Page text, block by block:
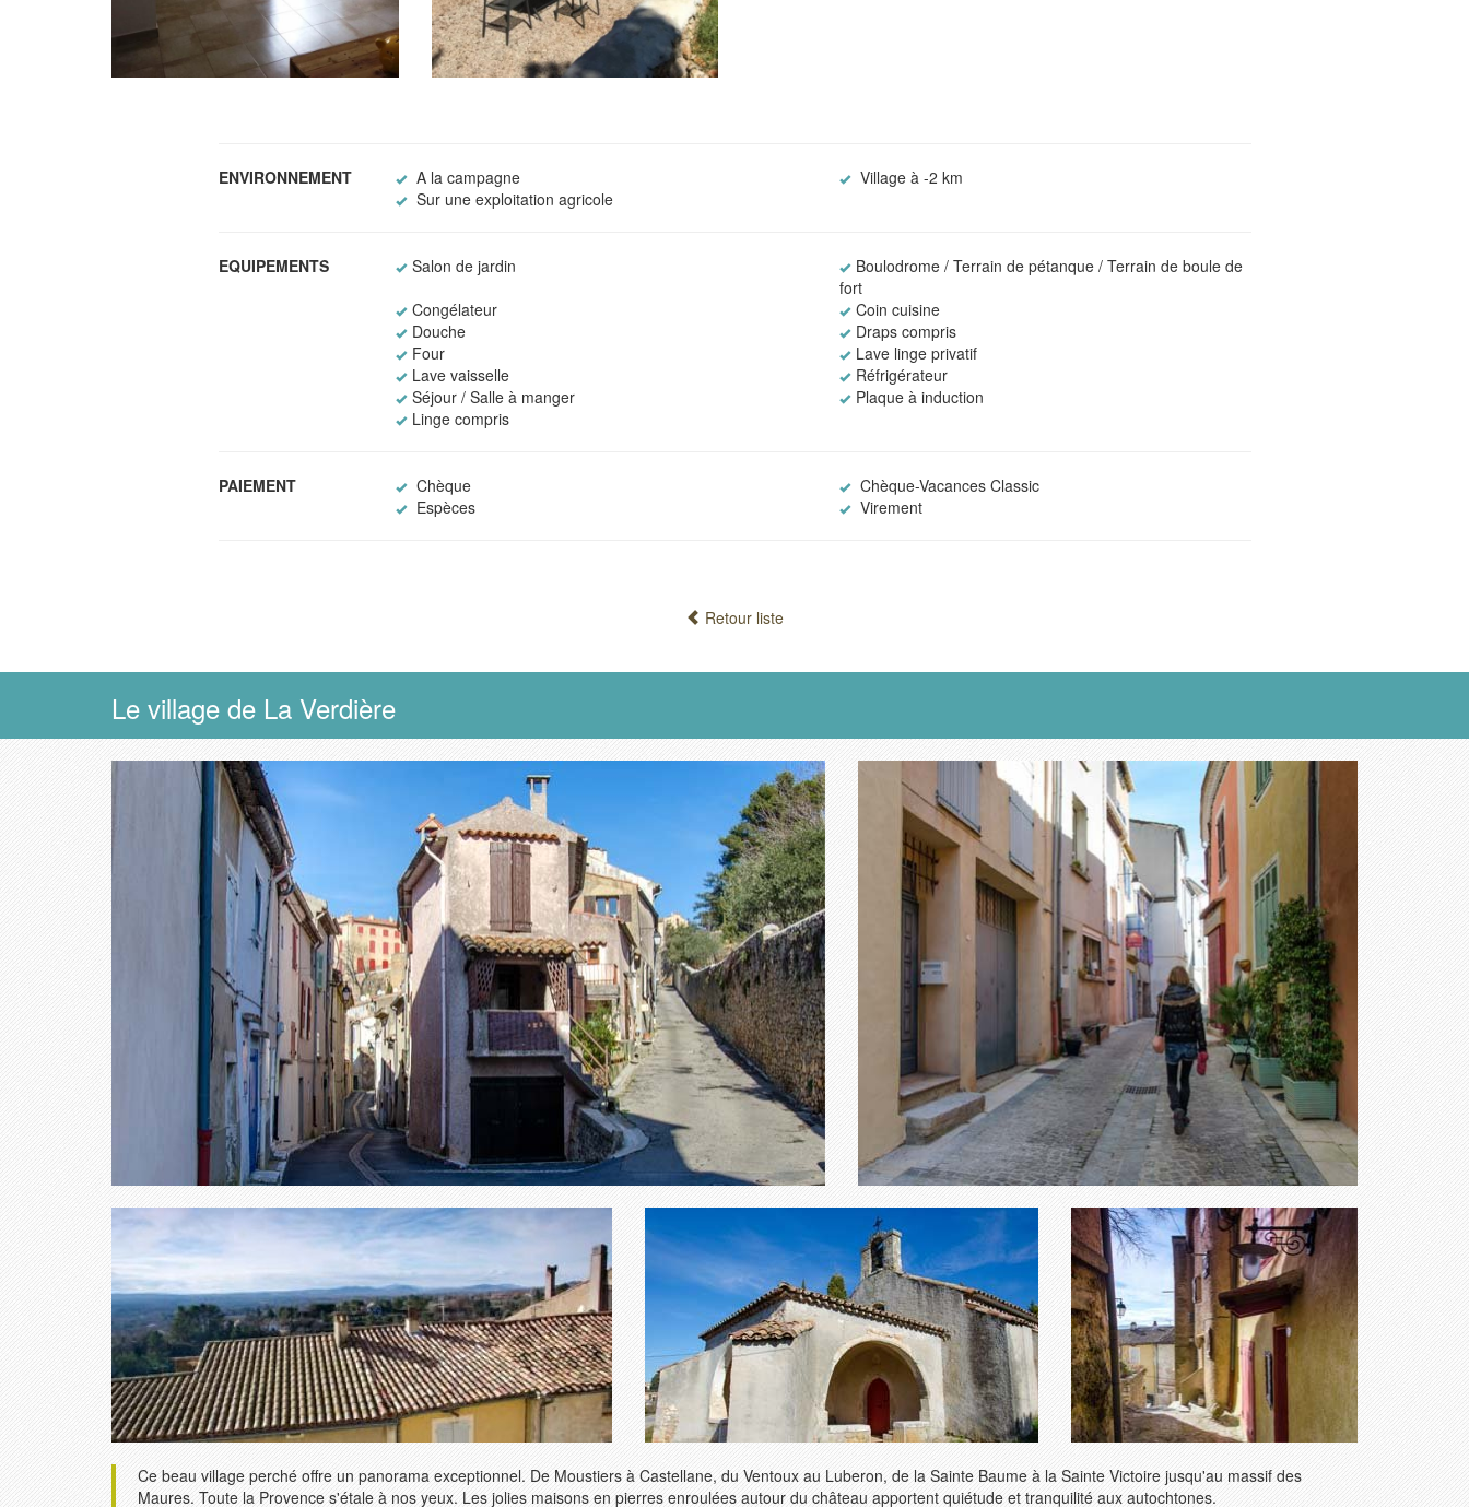
ENVIRONNEMENT A la campagne
Village à -2 km
Sur une exploitation agricole
EQUIPEMENTS Salon de jardin
Boulodrome / Terrain de pétanque / Terrain de boule de
fort
Congélateur
Coin cuisine
Douche
Draps compris
Four
Lave linge privatif
Lave vaisselle
Réfrigérateur
Séjour / Salle à manger
Plaque à induction
Linge compris
PAIEMENT Chèque
Chèque-Vacances Classic
Espèces
Virement
Retour liste
Le village de La Verdière
Ce beau village perché offre un panorama exceptionnel. De Moustiers à Castellane, du Ventoux au Luberon, de la Sainte Baume à la Sainte Victoire jusqu'au massif des
Maures. Toute la Provence s'étale à nos yeux. Les jolies maisons en pierres enroulées autour du château apportent quiétude et tranquilité aux autochtones.